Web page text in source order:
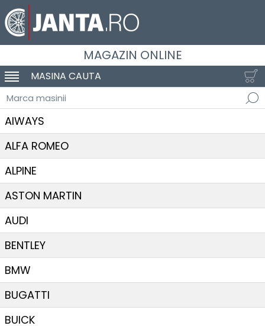
MAGAZIN ONLINE
SCHIMBA NAVIGAREA
MASINA CAUTA
Marca masinii
AIWAYS
ALFA ROMEO
ALPINE
ASTON MARTIN
AUDI
BENTLEY
BMW
BUGATTI
BUICK